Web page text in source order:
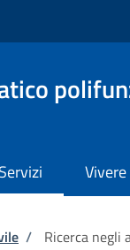
Servizi
/ Ricerca negli